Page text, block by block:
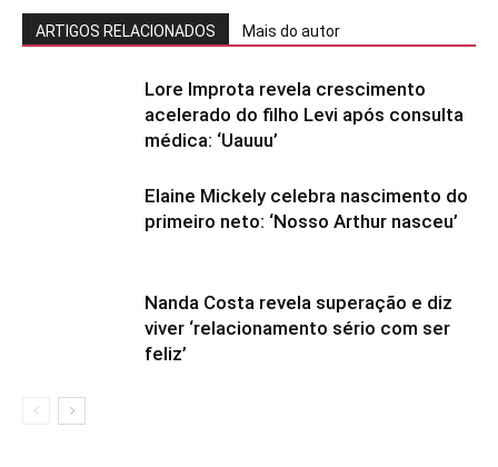
ARTIGOS RELACIONADOS Mais do autor
Lore Improta revela crescimento
acelerado do filho Levi após consulta
médica: ‘Uauuu’
Elaine Mickely celebra nascimento do
primeiro neto: ‘Nosso Arthur nasceu’
Nanda Costa revela superação e diz
viver ‘relacionamento sério com ser
feliz’